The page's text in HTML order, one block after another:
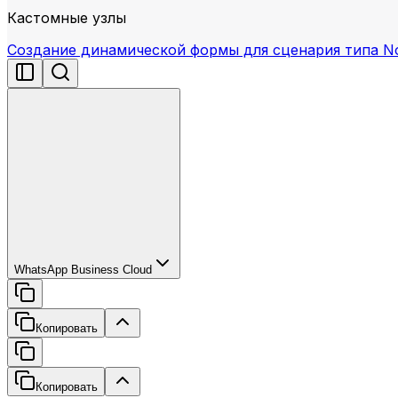
Кастомные узлы
Создание динамической формы для сценария типа
WhatsApp Business Cloud
Копировать
Копировать